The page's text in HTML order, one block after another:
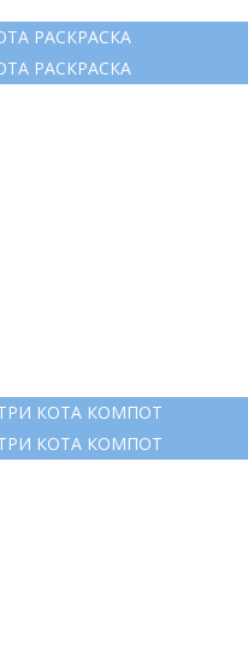
РАСКРАСКА
РАСКРАСКА
КОТА КОМПОТ
КОТА КОМПОТ